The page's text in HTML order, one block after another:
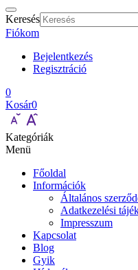
Keresés
Fiókom
Bejelentkezés
Regisztráció
0
Kosár0
Kategóriák
Menü
Főoldal
Információk
Általános
Adatkezelési
Impresszum
Kapcsolat
Blog
Gyik